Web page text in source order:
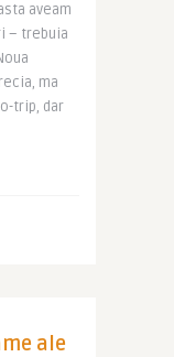
aveam
– trebuia
ma
trip, dar
ale